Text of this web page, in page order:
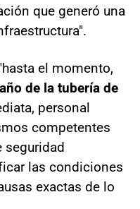
que generó una
el momento,
de la tubería de
personal
competentes
seguridad
las condiciones
exactas de lo